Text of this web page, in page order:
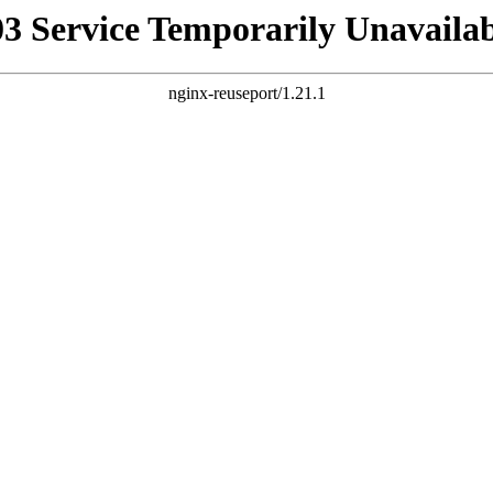
Service Temporarily
nginx-reuseport/1.21.1